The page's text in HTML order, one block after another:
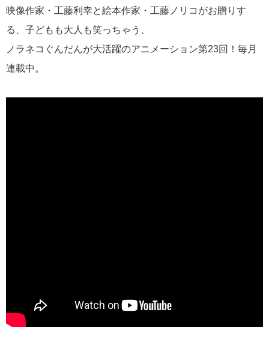
映像作家・工藤利幸と絵本作家・工藤ノリコがお贈りす
る、子どもも大人も笑っちゃう、
ノラネコぐんだんが大活躍のアニメーション第23回！毎月
連載中。